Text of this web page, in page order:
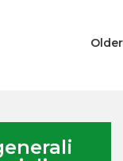
Older